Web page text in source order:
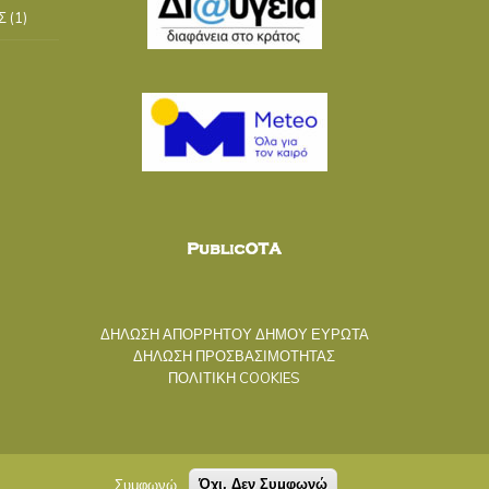
(1)
ΔΗΛΩΣΗ ΑΠΟΡΡΗΤΟΥ ΔΗΜΟΥ ΕΥΡΩΤΑ
ΔΗΛΩΣΗ ΠΡΟΣΒΑΣΙΜΟΤΗΤΑΣ
ΠΟΛΙΤΙΚΗ COOKIES
Συμφωνώ Όχι, Δεν Συμφωνώ